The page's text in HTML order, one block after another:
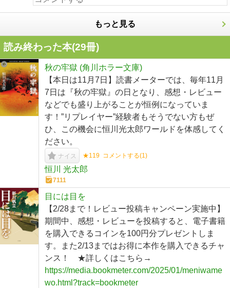
もっと見る
読み終わった本(29冊)
秋の牢獄 (角川ホラー文庫)
【本日は11月7日】読書メーターでは、毎年11月
7日は『秋の牢獄』の日となり、感想・レビュー
などでも盛り上がることが恒例になっていま
す！”リプレイヤー”経験者もそうでない方もぜ
ひ、この機会に恒川光太郎ワールドを体感してく
ださい。
ナイス ★119 コメントする(1)
恒川 光太郎
7111
目には目を
【2/28まで！レビュー投稿キャンペーン実施中】
期間中、感想・レビューを投稿すると、電子書籍
を購入できるコインを100円分プレゼントしま
す。また2/13まではお得に本作を購入できるチャ
ンス！ ★詳しくはこちら→
https://media.bookmeter.com/2025/01/meniwame
wo.html?track=bookmeter